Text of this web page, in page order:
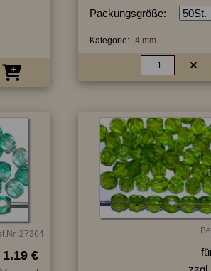
Packungsgröße:
Kategorie: 4 mm
1.19 €